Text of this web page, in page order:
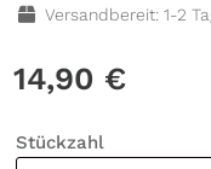
Versandbereit: 1-2
14,90 €
Stückzahl